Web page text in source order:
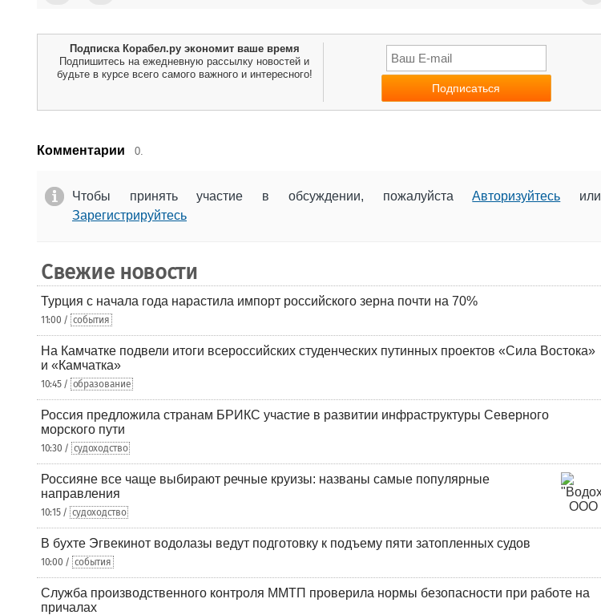
Подписка Корабел.ру экономит ваше время
Подпишитесь на ежедневную рассылку новостей и
будьте в курсе всего самого важного и интересного!
Комментарии 0.
Чтобы принять участие в обсуждении, пожалуйстаАвторизуйтесь или
Зарегистрируйтесь
Свежие новости
Турция с начала года нарастила импорт российского зерна почти на 70%
11:00 / события
На Камчатке подвели итоги всероссийских студенческих путинных проектов «Сила Востока»
и «Камчатка»
10:45 / образование
Россия предложила странам БРИКС участие в развитии инфраструктуры Северного
морского пути
10:30 / судоходство
Россияне все чаще выбирают речные круизы: названы самые популярные
направления
10:15 / судоходство
В бухте Эгвекинот водолазы ведут подготовку к подъему пяти затопленных судов
10:00 / события
Служба производственного контроля ММТП проверила нормы безопасности при работе на
причалах